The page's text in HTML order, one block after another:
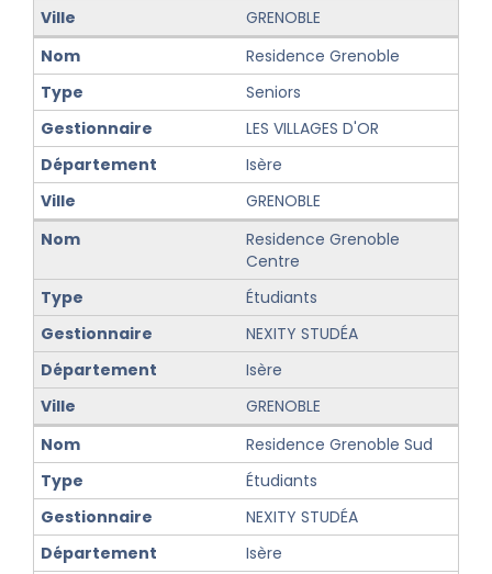
GRENOBLE
Residence Grenoble
Seniors
LES VILLAGES D'OR
Isère
GRENOBLE
Residence Grenoble
Centre
Étudiants
NEXITY STUDÉA
Isère
GRENOBLE
Residence Grenoble Sud
Étudiants
NEXITY STUDÉA
Isère